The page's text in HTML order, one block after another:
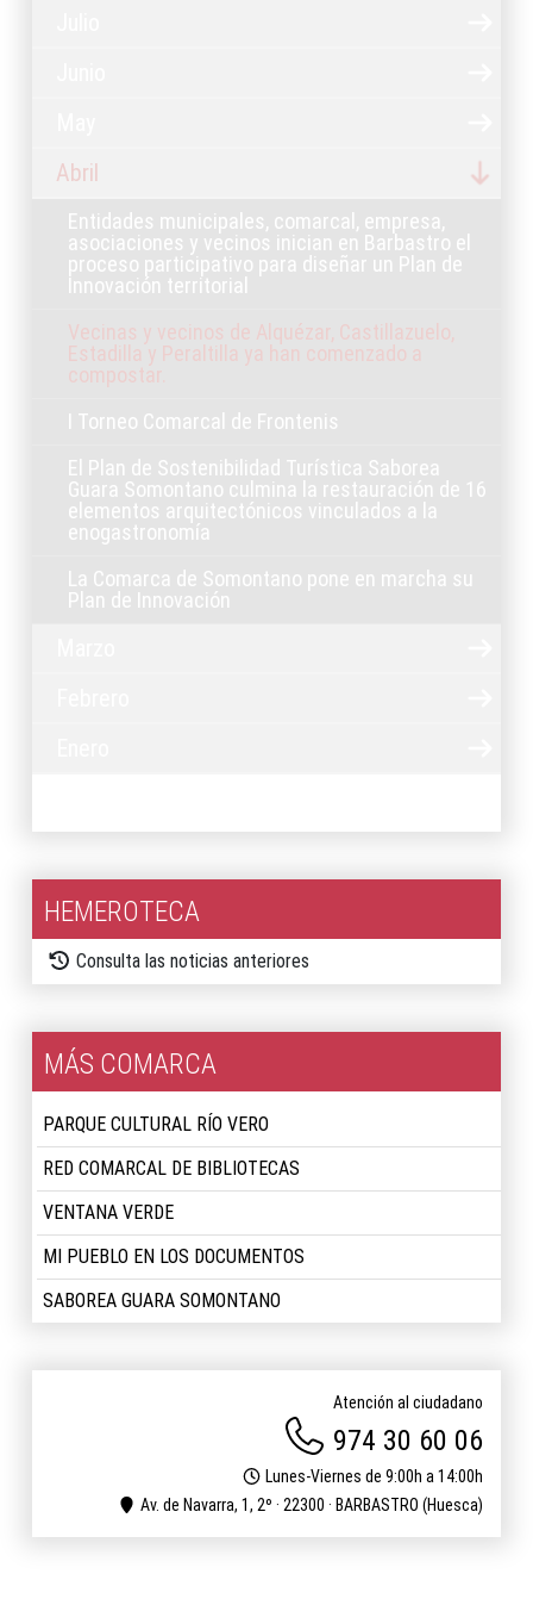
Abril
Entidades municipales, comarcal, empresa,
asociaciones y vecinos inician en Barbastro el
proceso participativo para diseñar un Plan de
Innovación territorial
Vecinas y vecinos de Alquézar, Castillazuelo,
Estadilla y Peraltilla ya han comenzado a
compostar.
I Torneo Comarcal de Frontenis
El Plan de Sostenibilidad Turística Saborea
Guara Somontano culmina la restauración de 16
elementos arquitectónicos vinculados a la
enogastronomía
La Comarca de Somontano pone en marcha su
Plan de Innovación
HEMEROTECA
Consulta las noticias anteriores
MÁS COMARCA
PARQUE CULTURAL RÍO VERO
RED COMARCAL DE BIBLIOTECAS
VENTANA VERDE
MI PUEBLO EN LOS DOCUMENTOS
SABOREA GUARA SOMONTANO
Atención al ciudadano
974 30 60 06
Lunes-Viernes de 9:00h a 14:00h
Av. de Navarra, 1, 2º · 22300 · BARBASTRO (Huesca)